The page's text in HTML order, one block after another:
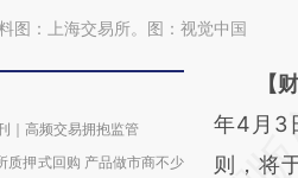
图：上海交易所。图：视觉中国
｜高频交易拥抱监管
质押式回购 产品做市商不少
请务必
AI
[https://
【
年4月3
则，将